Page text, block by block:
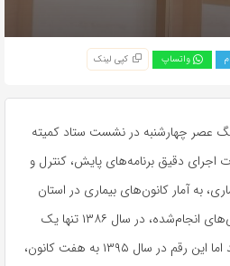
واتساپ کپی لینک
عصر چهارشنبه در نشست ستاد کمیته
اجرای دقیق برنامه‌های پایش، کنترل و
به آمار کانون‌های بیماری در استان
اشاره کرد و گفت: بر اساس بررسی‌های انجام‌شده، در سال ۱۳۸۶ تنها یک
کانون بیماری در استان گزارش شد اما این رقم در سال ۱۳۹۵ به هفت کانون،